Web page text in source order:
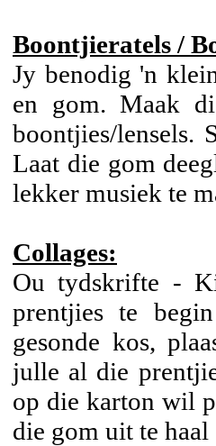
Boontjieratels /
Jy benodig 'n
en gom. Maak
boontjies/lensels.
Laat die gom
lekker musiek te
Collages:
Ou tydskrifte -
prentjies te
gesonde kos,
julle al die
op die karton wil
die gom uit te